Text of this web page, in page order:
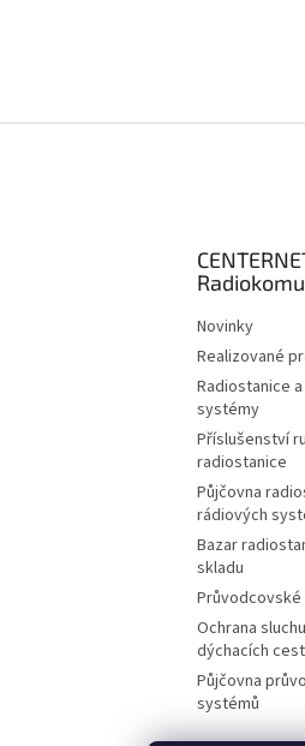
Novinky
Realizované
Radiostanice
systémy
Příslušenství
radiostanice
Půjčovna
rádiových
Bazar
skladu
Ochrana
dýchacích cest
Půjčovna
systémů